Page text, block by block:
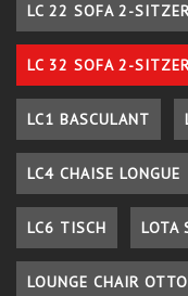
LC 22 SOFA 2-
LC 32 SOFA 2-
LC1 BASCULANT
LC4 CHAISE LONGUE
LC6 TISCH LOTA
LOUNGE CHAIR